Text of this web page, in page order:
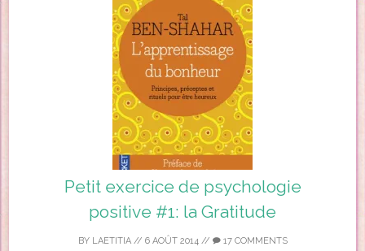
Petit exercice de psychologie
positive #1: la Gratitude
BY LAETITIA// 6 AOÛT 2014 // 17 COMMENTS